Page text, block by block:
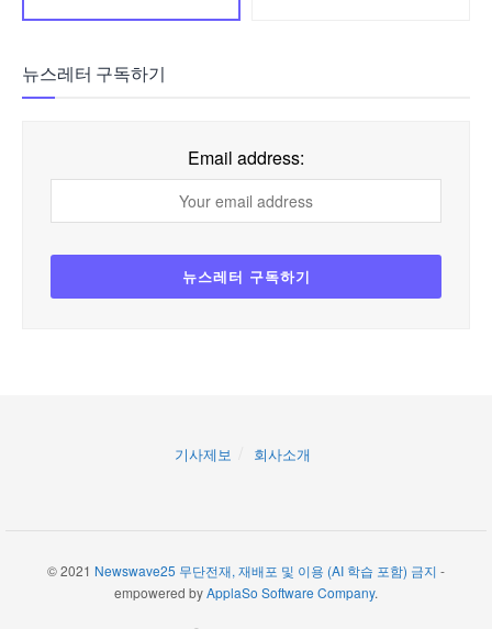
뉴스레터 구독하기
Email address:
기사제보 회사소개
© 2021 Newswave25 무단전재, 재배포 및 이용 (AI 학습 포함) 금지 -
empowered byApplaSo Software Company.